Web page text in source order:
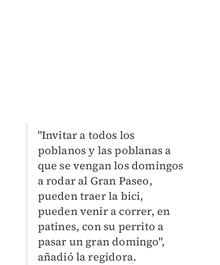
"Invitar a todos los
poblanos y las poblanas a
que se vengan los domingos
a rodar al Gran Paseo,
pueden traer la bici,
pueden venir a correr, en
patines, con su perrito a
pasar un gran domingo",
añadió la regidora.